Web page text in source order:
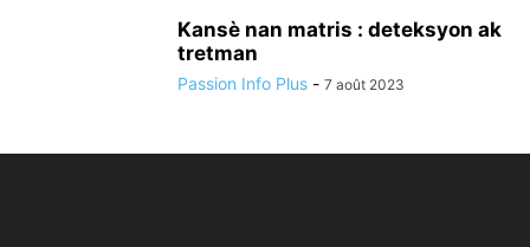
Kansè nan matris : deteksyon ak
tretman
Passion Info Plus - 7 août 2023